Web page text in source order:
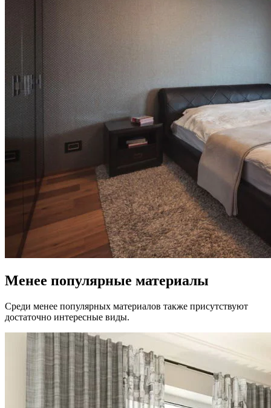
Менее популярные материалы
Среди менее популярных материалов также присутствуют
достаточно интересные виды.